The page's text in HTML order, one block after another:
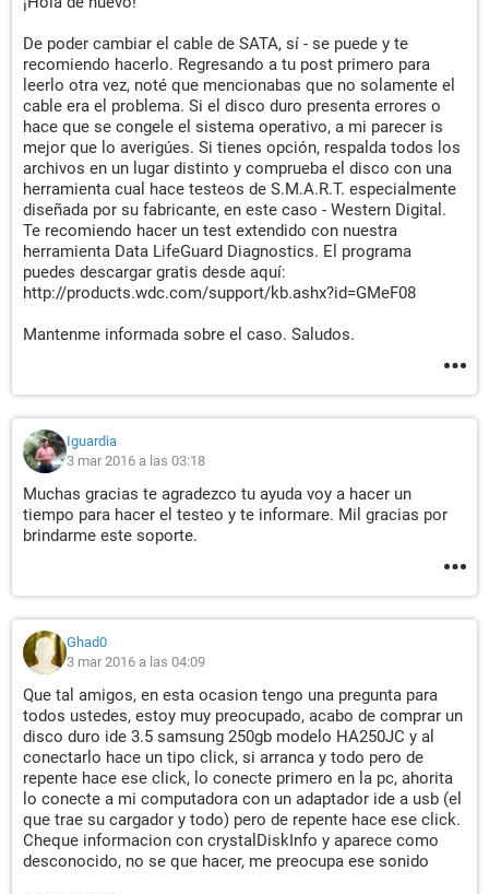
De poder cambiar el cable de SATA, sí - se puede y te
recomiendo hacerlo. Regresando a tu post primero para
leerlo otra vez, noté que mencionabas que no solamente el
cable era el problema. Si el disco duro presenta errores o
hace que se congele el sistema operativo, a mi parecer is
mejor que lo averigúes. Si tienes opción, respalda todos los
archivos en un lugar distinto y comprueba el disco con una
herramienta cual hace testeos de S.M.A.R.T. especialmente
diseñada por su fabricante, en este caso - Western Digital.
Te recomiendo hacer un test extendido con nuestra
herramienta Data LifeGuard Diagnostics. El programa
puedes descargar gratis desde aquí:
http://products.wdc.com/support/kb.ashx?id=GMeF08
Mantenme informada sobre el caso. Saludos.
Iguardia
3 mar 2016 a las 03:18
Muchas gracias te agradezco tu ayuda voy a hacer un
tiempo para hacer el testeo y te informare. Mil gracias por
brindarme este soporte.
Ghad0
3 mar 2016 a las 04:09
Que tal amigos, en esta ocasion tengo una pregunta para
todos ustedes, estoy muy preocupado, acabo de comprar un
disco duro ide 3.5 samsung 250gb modelo HA250JC y al
conectarlo hace un tipo click, si arranca y todo pero de
repente hace ese click, lo conecte primero en la pc, ahorita
lo conecte a mi computadora con un adaptador ide a usb (el
que trae su cargador y todo) pero de repente hace ese click.
Cheque informacion con crystalDiskInfo y aparece como
desconocido, no se que hacer, me preocupa ese sonido